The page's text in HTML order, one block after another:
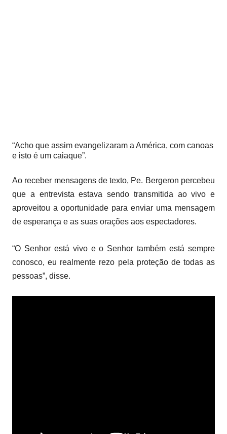
“Acho que assim evangelizaram a América, com canoas
e isto é um caiaque”.
Ao receber mensagens de texto, Pe. Bergeron percebeu
que a entrevista estava sendo transmitida ao vivo e
aproveitou a oportunidade para enviar uma mensagem
de esperança e as suas orações aos espectadores.
“O Senhor está vivo e o Senhor também está sempre
conosco, eu realmente rezo pela proteção de todas as
pessoas”, disse.